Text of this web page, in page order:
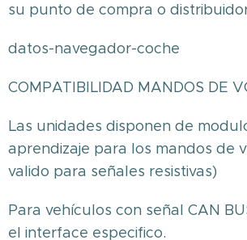
su punto de compra o
datos-navegador-coche
COMPATIBILIDAD MANDOS DE
Las unidades disponen de
aprendizaje para los mandos de
valido para señales resistivas)
Para vehículos con señal CAN
el interface especifico.